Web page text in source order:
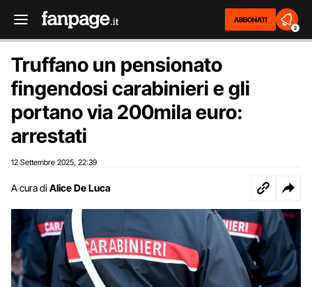
ABBONATI
2
Truffano un pensionato
fingendosi carabinieri e gli
portano via 200mila euro:
arrestati
12 Settembre 2025 22:39
A cura di Alice De Luca